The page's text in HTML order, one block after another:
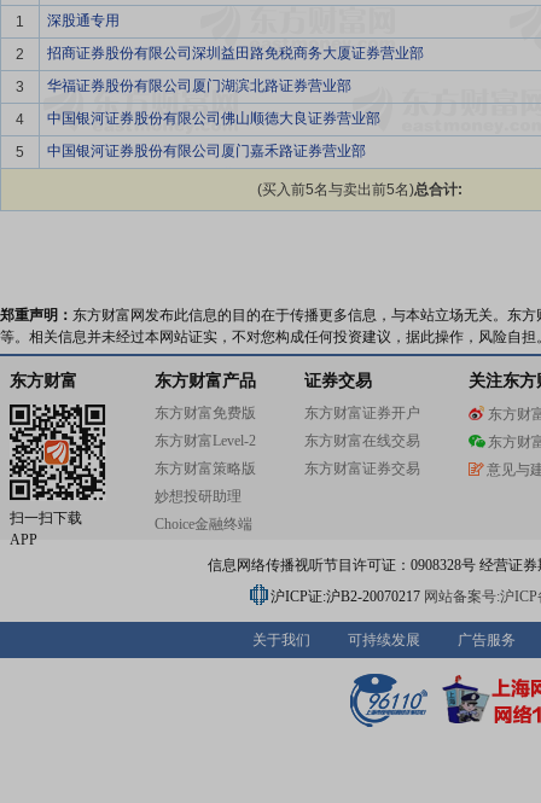
1
深股通专用
2
招商证券股份有限公司深圳益田路免税商务大厦证券营业部
3
华福证券股份有限公司厦门湖滨北路证券营业部
4
中国银河证券股份有限公司佛山顺德大良证券营业部
5
中国银河证券股份有限公司厦门嘉禾路证券营业部
(买入前5名与卖出前5名)总合计:
郑重声明： 东方财富网发布此信息的目的在于传播更多信息，与本站立场无关。东
等。相关信息并未经过本网站证实，不对您构成任何投资建议，据此操作，风险自担